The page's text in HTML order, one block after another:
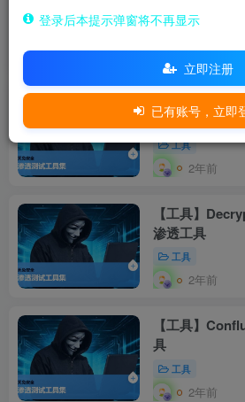
2年前
【工具】
工具
2年前
【工具】
渗透工具
工具
2年前
【工具】
具
工具
2年前
登录后本提示弹窗将不再显示
立即注册
已有账号，立即